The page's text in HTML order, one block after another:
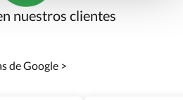
nuestros clientes
de Google >